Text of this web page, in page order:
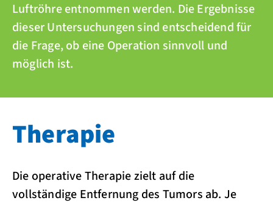
Luftröhre entnommen werden. Die Ergebnisse
dieser Untersuchungen sind entscheidend für
die Frage, ob eine Operation sinnvoll und
möglich ist.
Therapie
Die operative Therapie zielt auf die
vollständige Entfernung des Tumors ab. Je